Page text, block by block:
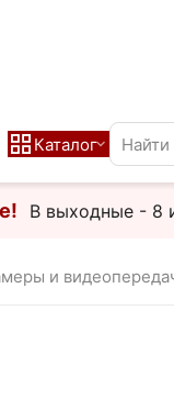
Каталог
В выходные - 8
и